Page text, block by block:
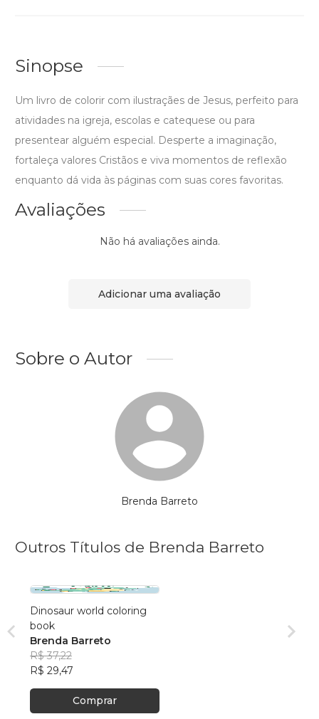
Sinopse
Um livro de colorir com ilustraçães de Jesus, perfeito para
atividades na igreja, escolas e catequese ou para
presentear alguém especial. Desperte a imaginação,
fortaleça valores Cristãos e viva momentos de reflexão
enquanto dá vida às páginas com suas cores favoritas.
Avaliações
Não há avaliações ainda.
Adicionar uma avaliação
Sobre o Autor
Brenda Barreto
Outros Títulos de Brenda Barreto
Dinosaur world coloring
book
Brenda Barreto
R$ 37,22
R$ 29,47
Comprar